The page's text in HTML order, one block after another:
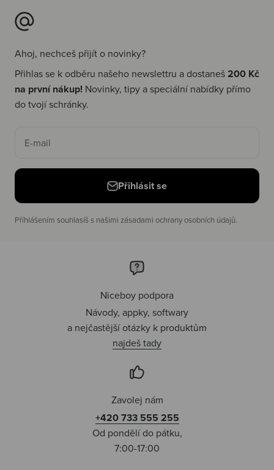
Ahoj, nechceš přijít o novinky?
Přihlas se k odběru našeho newslettru a dostaneš200 Kč
na první nákup! Novinky, tipy a speciální nabídky přímo
do tvojí schránky.
E-mail
Přihlásit se
Příhlášením souhlasíš s našimi zásadami ochrany osobních údajů.
Niceboy podpora
Návody, appky, softwary
a nejčastější otázky k produktům
najdeš tady
Zavolej nám
+420 733 555 255
Od pondělí do pátku,
7:00-17:00